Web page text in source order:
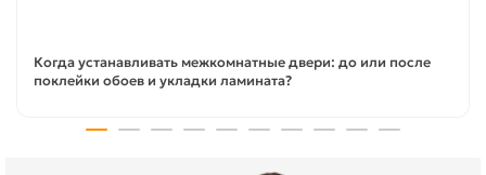
Когда устанавливать межкомнатные двери: до или после
поклейки обоев и укладки ламината?